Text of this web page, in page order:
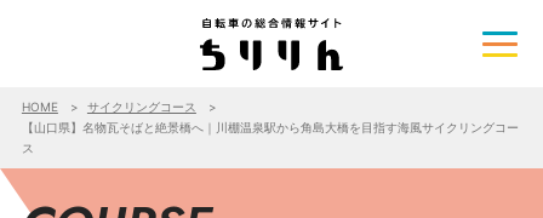
HOME
サイクリングコース
【山口県】名物瓦そばと絶景橋へ｜川棚温泉駅から角島大橋を目指す海風サイクリングコー
ス